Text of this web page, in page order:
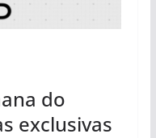
do
exclusivas